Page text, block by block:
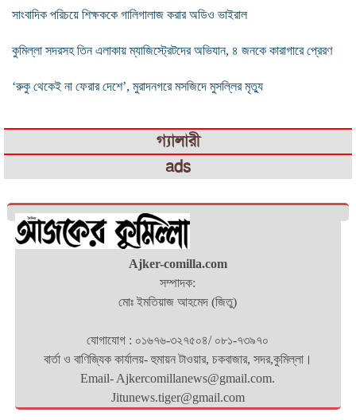
সাংবাদিক পরিচয়ে শিক্ষককে গালিগালাজ করার অডিও ভাইরাল
কুমিল্লা সদরসহ তিন এলাকায় ম্যাজিস্ট্রেটদের অভিযান, ৪ জনকে কারাগারে প্রেরণ
‘রুকু থেকেই না ফেরার দেশে’, মুরাদনগরে মসজিদে মুসল্লির মৃত্যু
গ্যালারী
ads
Ajker-comilla.com
সম্পাদক:
মোঃ ইমতিয়াজ আহমেদ (জিতু)
যোগাযোগ : ০১৬৭৬-৩২৭৫০৪/ ০৮১-৭৩৯৭০
বার্তা ও বাণিজ্যিক কার্যালয়- হুমায়ন টাওয়ার, চকবাজার, সদর,কুমিল্লা।
Email- Ajkercomillanews@gmail.com.
Jitunews.tiger@gmail.com